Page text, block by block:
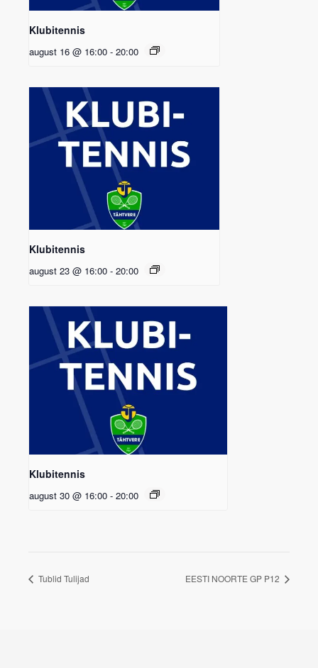
Klubitennis
august 16 @ 16:00 - 20:00
Klubitennis
august 23 @ 16:00 - 20:00
Klubitennis
august 30 @ 16:00 - 20:00
Tublid Tulijad EESTI NOORTE GP P12